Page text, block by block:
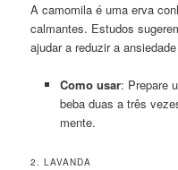
A camomila é uma erva
calmantes. Estudos
ajudar a reduzir a
Como usar: Prepare
beba duas a três
mente.
2. LAVANDA